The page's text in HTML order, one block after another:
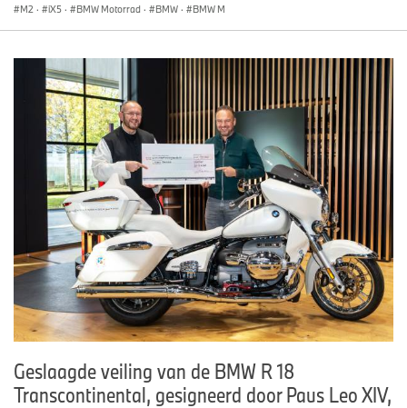
M2 · iX5 · BMW Motorrad · BMW · BMW M
Geslaagde veiling van de BMW R 18
Transcontinental, gesigneerd door Paus Leo XIV,